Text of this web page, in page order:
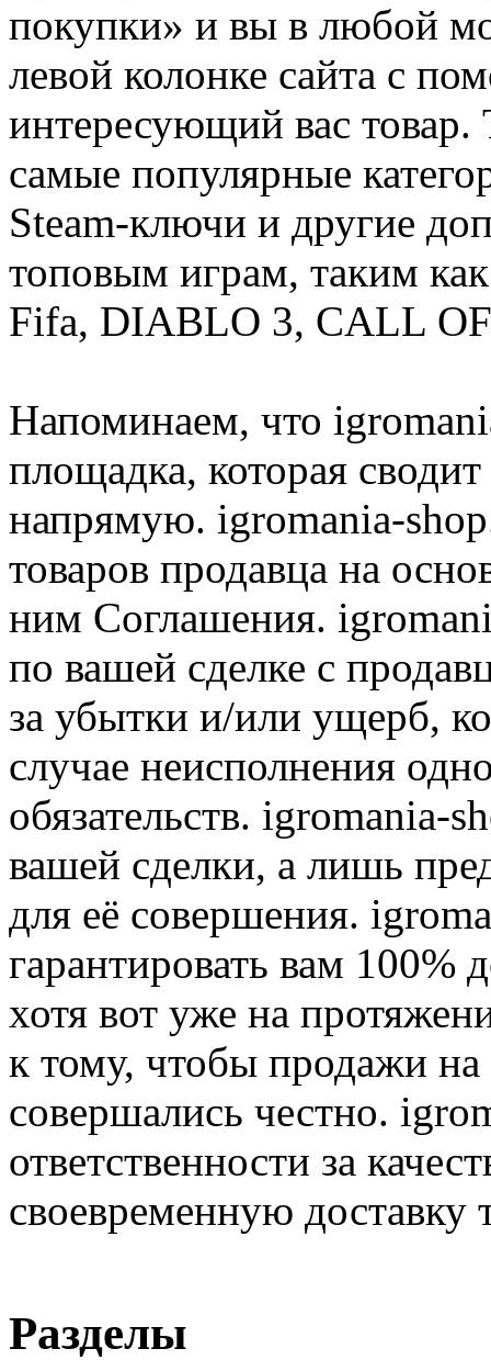
покупки» и вы в любой
левой колонке сайта с
интересующий вас
самые популярные
Steam-ключи и другие
топовым играм, таким
Fifa, DIABLO 3, CALL
Напоминаем, что
площадка, которая
напрямую. igromania-
товаров продавца на
ним Соглашения.
по вашей сделке с
за убытки и/или ущерб,
случае неисполнения
обязательств. igromania-
вашей сделки, а лишь
для её совершения.
гарантировать вам 100%
хотя вот уже на
к тому, чтобы продажи
совершались честно.
ответственности за
своевременную доставку
Разделы